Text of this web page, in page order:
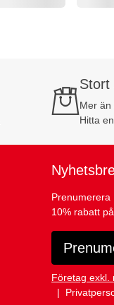
Stort
Mer än
Hitta
Prenumerera
10% rabatt
Företag exkl.